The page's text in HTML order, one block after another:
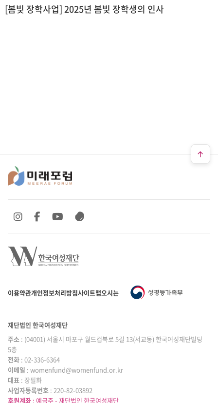
[봄빛 장학사업] 2025년 봄빛 장학생의 인사
이용약관개인정보처리방침사이트맵오시는 길
SNS 바로가기
SNS 바로가기SNS 바로가기
SNS 바로가기
재단법인 한국여성재단
주소 : (04001) 서울시 마포구 월드컵북로 5길 13(서교동) 한국여성재단빌딩
5층
전화 : 02-336-6364
|
이메일 : womenfund@womenfund.or.kr
|
대표 : 장필화
|
사업자등록번호 : 220-82-03892
후원계좌 : 예금주 - 재단법인 한국여성재단